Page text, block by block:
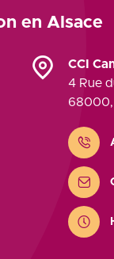
en Alsace
CCI
4 Rue
68000,
Contact